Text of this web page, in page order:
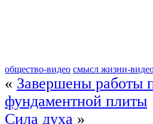
общество-видео смысл жизни-
« Завершены работы
фундаментной плиты
Сила духа »